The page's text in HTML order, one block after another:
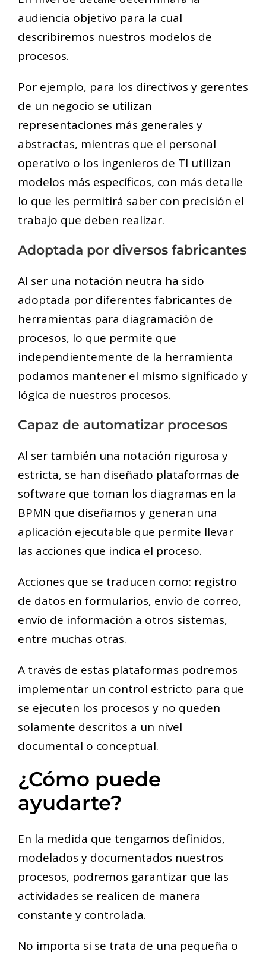
audiencia objetivo para la cual
describiremos nuestros modelos de
procesos.
Por ejemplo, para los directivos y gerentes
de un negocio se utilizan
representaciones más generales y
abstractas, mientras que el personal
operativo o los ingenieros de TI utilizan
modelos más específicos, con más detalle
lo que les permitirá saber con precisión el
trabajo que deben realizar.
Adoptada por diversos fabricantes
Al ser una notación neutra ha sido
adoptada por diferentes fabricantes de
herramientas para diagramación de
procesos, lo que permite que
independientemente de la herramienta
podamos mantener el mismo significado y
lógica de nuestros procesos.
Capaz de automatizar procesos
Al ser también una notación rigurosa y
estricta, se han diseñado plataformas de
software que toman los diagramas en la
BPMN que diseñamos y generan una
aplicación ejecutable que permite llevar
las acciones que indica el proceso.
Acciones que se traducen como: registro
de datos en formularios, envío de correo,
envío de información a otros sistemas,
entre muchas otras.
A través de estas plataformas podremos
implementar un control estricto para que
se ejecuten los procesos y no queden
solamente descritos a un nivel
documental o conceptual.
¿Cómo puede
ayudarte?
En la medida que tengamos definidos,
modelados y documentados nuestros
procesos, podremos garantizar que las
actividades se realicen de manera
constante y controlada.
No importa si se trata de una pequeña o